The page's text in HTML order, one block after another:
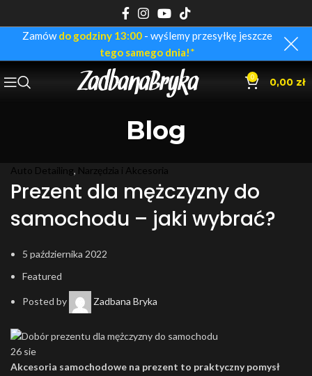
Zamówdo godziny 13:00 - wyślemy przesyłkę jeszcze
tego samego dnia!*
0 0,00 zł
Blog
Auto Detailing, Narzędzia i Akcesoria
Prezent dla mężczyzny do
samochodu – jaki wybrać?
5 października 2022
Featured
Posted by Zadbana Bryka
26 sie
Akcesoria samochodowe na prezent to praktyczny pomysł